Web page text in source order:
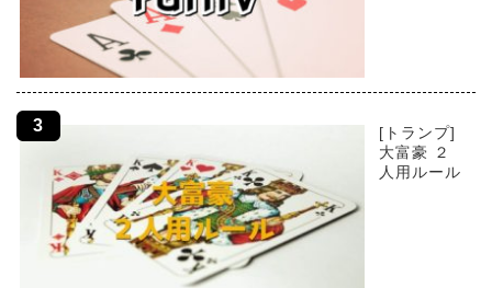
[トランプ]
大富豪 ２
人用ルール